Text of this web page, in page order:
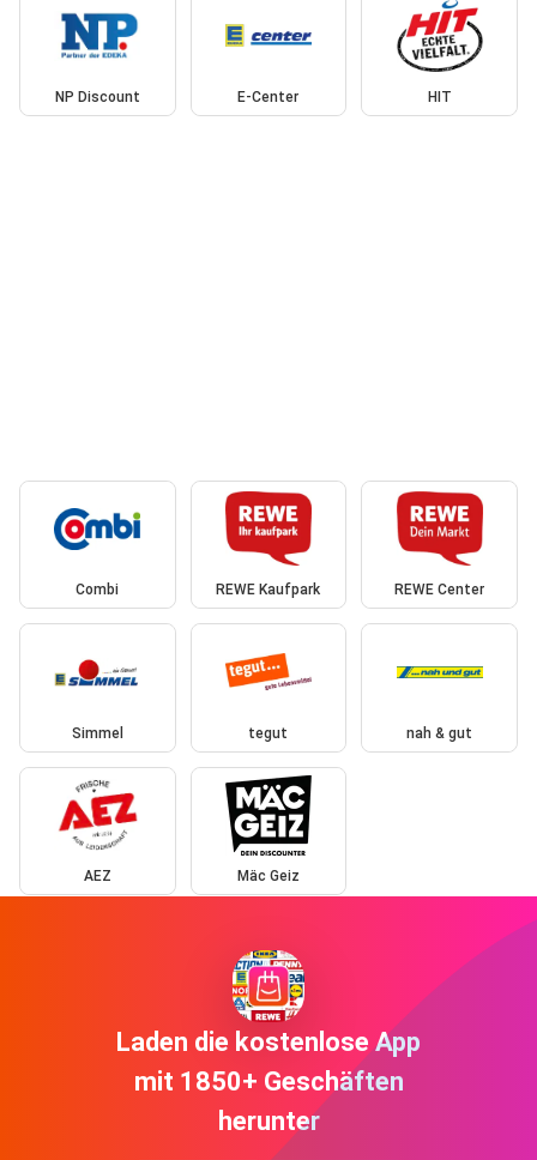
NP Discount E-Center HIT
Combi REWE Kaufpark REWE Center
Simmel tegut nah & gut
AEZ Mäc Geiz
Laden die kostenlose App
mit 1850+ Geschäften
herunter